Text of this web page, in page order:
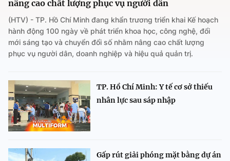
nâng cao chất lượng phục vụ người dân
(HTV) - TP. Hồ Chí Minh đang khẩn trương triển khai Kế hoạch
hành động 100 ngày về phát triển khoa học, công nghệ, đổi
mới sáng tạo và chuyển đổi số nhằm nâng cao chất lượng
phục vụ người dân, doanh nghiệp và hiệu quả quản trị.
TP. Hồ Chí Minh: Y tế cơ sở thiếu
nhân lực sau sáp nhập
Gấp rút giải phóng mặt bằng dự án